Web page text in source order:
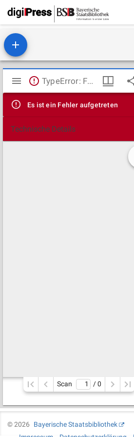
Mirador
Viewer
TypeError: Failed to fetch
Es ist ein Fehler aufgetreten
Technische Details
Scan / 0
©2026
Bayerische Staatsbibliothek